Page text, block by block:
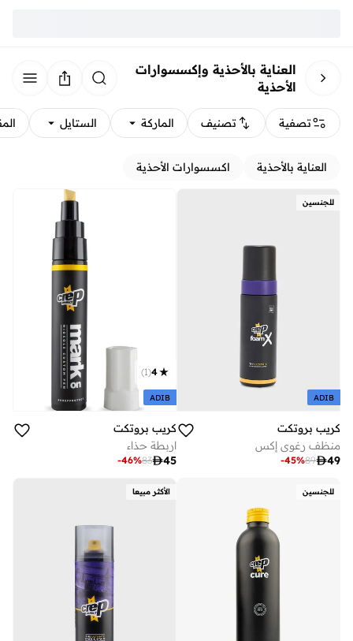
العناية بالأحذية وإكسسوارات
الأحذية
تصفية تصنيف الماركة الستايل
العناية بالأحذية اكسسوارات الأحذية
للجنسين
ADIB
كريب بروتكت
منظف رغوي إكس
49
89
-45%
4
(
1
)
ADIB
كريب بروتكت
اربطة حذاء
45
83
-46%
للجنسين الأكثر مبيعا